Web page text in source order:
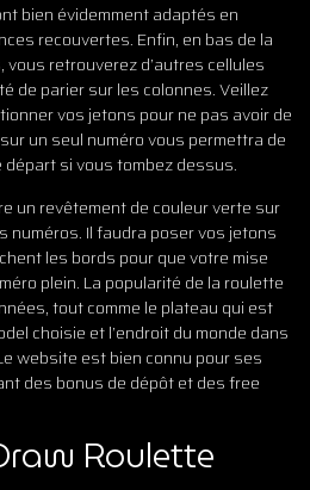
bien évidemment adaptés en
recouvertes. Enfin, en bas de la
retrouverez d’autres cellules
de parier sur les colonnes. Veillez
vos jetons pour ne pas avoir de
un seul numéro vous permettra de
si vous tombez dessus.
un revêtement de couleur verte sur
Il faudra poser vos jetons
les bords pour que votre mise
plein. La popularité de la roulette
tout comme le plateau qui est
choisie et l’endroit du monde dans
website est bien connu pour ses
des bonus de dépôt et des free
Roulette